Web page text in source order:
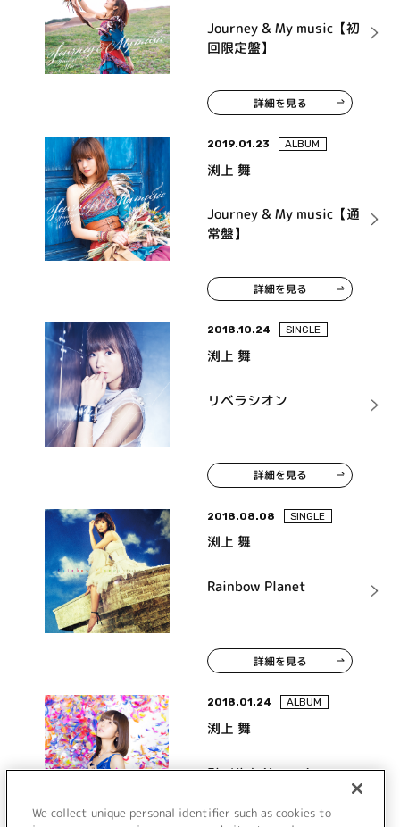
Journey & My music【初
回限定盤】
詳細を見る
2019.01.23 ALBUM
渕上 舞
Journey & My music【通
常盤】
詳細を見る
2018.10.24 SINGLE
渕上 舞
リベラシオン
詳細を見る
2018.08.08 SINGLE
渕上 舞
Rainbow Planet
詳細を見る
2018.01.24 ALBUM
渕上 舞
Fly High Myway!
We collect unique personal identifier such as cookies to